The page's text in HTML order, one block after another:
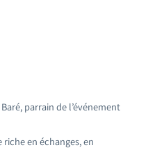
parrain de l’événement
en échanges, en